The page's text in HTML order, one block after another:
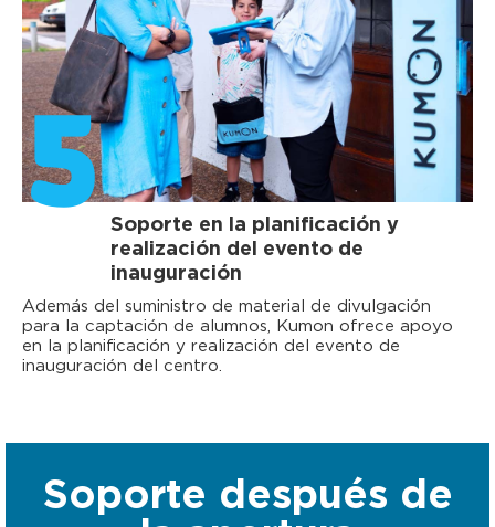
5
Soporte en la planificación y
realización del evento de
inauguración
Además del suministro de material de divulgación
para la captación de alumnos, Kumon ofrece apoyo
en la planificación y realización del evento de
inauguración del centro.
Soporte después de